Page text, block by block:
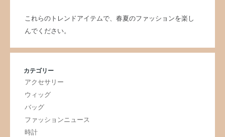
これらのトレンドアイテムで、春夏のファッションを楽し
んでください。
カテゴリー
アクセサリー
ウィッグ
バッグ
ファッションニュース
時計